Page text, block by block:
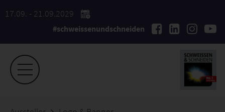
17.09. - 21.09.2029
#schweissenundschneiden